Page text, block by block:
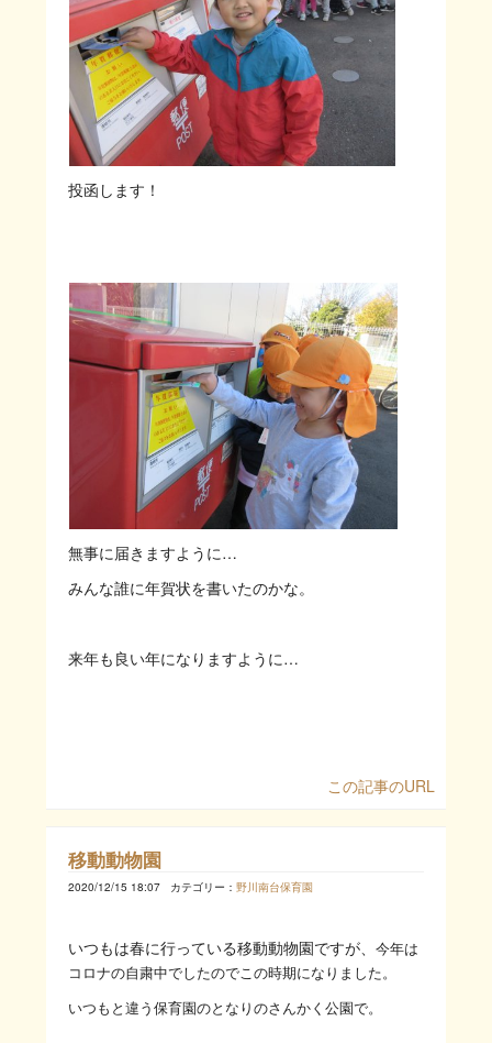
投函します！
無事に届きますように…
みんな誰に年賀状を書いたのかな。
来年も良い年になりますように…
この記事のURL
移動動物園
2020/12/15 18:07 カテゴリー： 野川南台保育園
いつもは春に行っている移動動物園ですが、 今年は
コロナの自粛中でしたのでこの時期になりました。
いつもと違う保育園のとなりのさんかく公園で。